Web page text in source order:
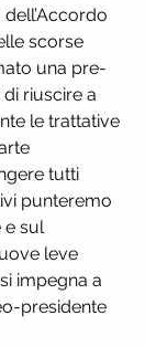
scorse
una pre-
riuscire a
le trattative
tutti
punteremo
e sul
leve
impegna a
presidente